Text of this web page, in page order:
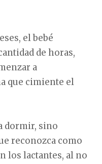
el bebé
de horas,
a
que cimiente el
dormir, sino
reconozca como
los lactantes, al no